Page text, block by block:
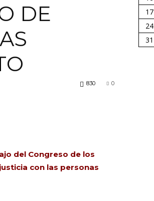
UGT
DE
0
830
del Congreso de los
con las personas
17
24
31